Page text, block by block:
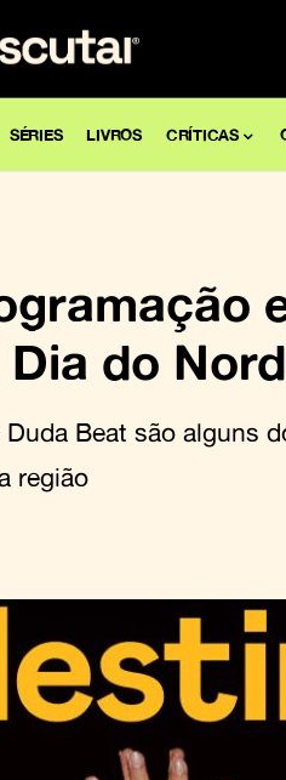
SÉRIES LIVROS CRÍTICAS
do
Beat são alguns
região